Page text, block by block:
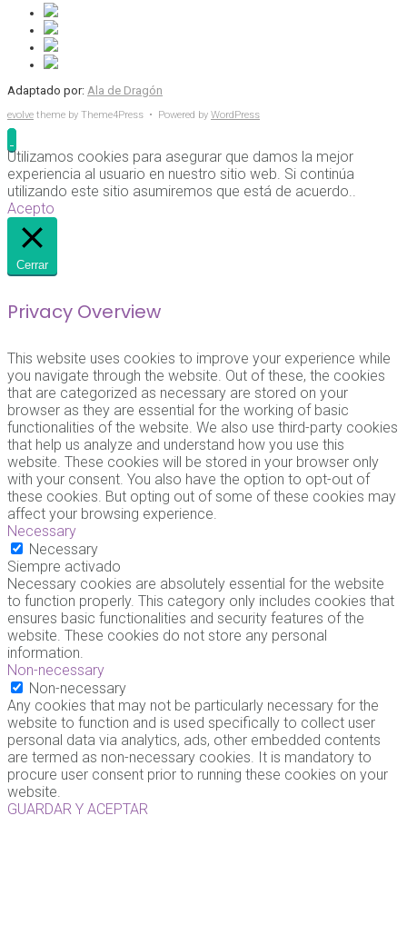
Adaptado por: Ala de Dragón
evolve theme by Theme4Press • Powered by WordPress
Utilizamos cookies para asegurar que damos la mejor
experiencia al usuario en nuestro sitio web. Si continúa
utilizando este sitio asumiremos que está de acuerdo..
Acepto
Cerrar
Privacy Overview
This website uses cookies to improve your experience while
you navigate through the website. Out of these, the cookies
that are categorized as necessary are stored on your
browser as they are essential for the working of basic
functionalities of the website. We also use third-party cookies
that help us analyze and understand how you use this
website. These cookies will be stored in your browser only
with your consent. You also have the option to opt-out of
these cookies. But opting out of some of these cookies may
affect your browsing experience.
Necessary
Necessary
Siempre activado
Necessary cookies are absolutely essential for the website
to function properly. This category only includes cookies that
ensures basic functionalities and security features of the
website. These cookies do not store any personal
information.
Non-necessary
Non-necessary
Any cookies that may not be particularly necessary for the
website to function and is used specifically to collect user
personal data via analytics, ads, other embedded contents
are termed as non-necessary cookies. It is mandatory to
procure user consent prior to running these cookies on your
website.
GUARDAR Y ACEPTAR